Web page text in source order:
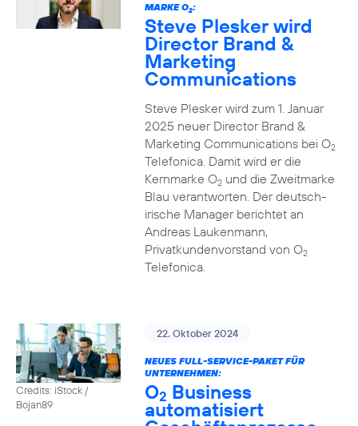
MARKE O2:
Steve Plesker wird
Director Brand &
Marketing
Communications
Steve Plesker wird zum 1. Januar
2025 neuer Director Brand &
Marketing Communications bei O2
Telefonica. Damit wird er die
Kernmarke O2und die Zweitmarke
Blau verantworten. Der deutsch-
irische Manager berichtet an
Andreas Laukenmann,
Privatkundenvorstand von O2
Telefonica.
Credits: iStock /
Bojan89
22. Oktober 2024
NEUES FULL-SERVICE-PAKET FÜR
UNTERNEHMEN:
O2 Business
automatisiert